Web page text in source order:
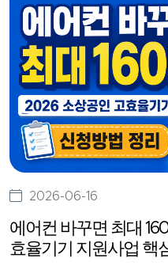
2026-06-16
에어컨 바꾸면 최대
효율기기 지원사업 핵